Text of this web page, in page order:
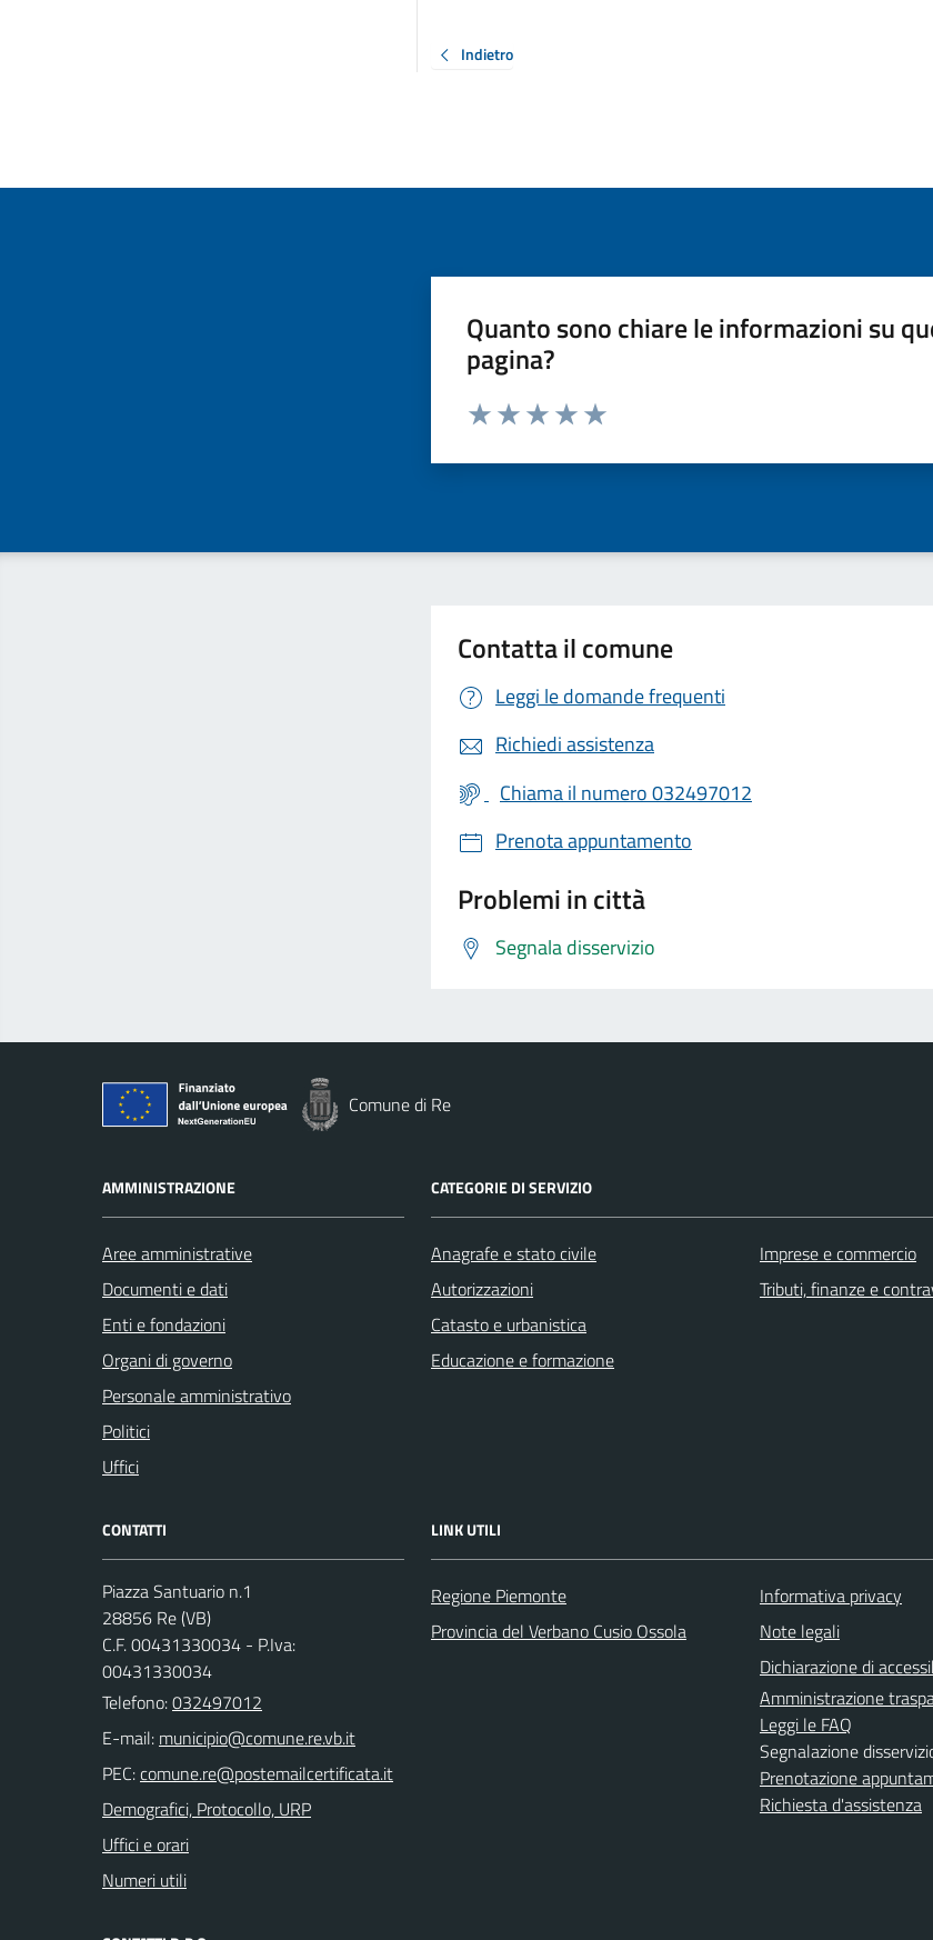
Indietro
Quanto sono chiare le informazioni su
pagina?
Valuta da 1 a 5 stelle la pagina
Contatta il comune
Leggi le domande frequenti
Richiedi assistenza
Chiama il numero 032497012
Prenota appuntamento
Problemi in città
Segnala disservizio
Comune di Re
AMMINISTRAZIONE
Aree amministrative
Documenti e dati
Enti e fondazioni
Organi di governo
Personale amministrativo
Politici
Uffici
CATEGORIE DI SERVIZIO
Anagrafe e stato civile
Autorizzazioni
Catasto e urbanistica
Educazione e formazione
Imprese e commercio
Tributi, finanze e
CONTATTI
Piazza Santuario n.1
28856 Re (VB)
C.F. 00431330034 - P.Iva:
00431330034
Telefono:032497012
E-mail:
PEC:
Demografici, Protocollo, URP
Uffici e orari
Numeri utili
LINK UTILI
Regione Piemonte
Provincia del Verbano Cusio Ossola
Informativa privacy
Note legali
Dichiarazione di
Amministrazione
Leggi le FAQ
Segnalazione
Prenotazione
Richiesta d'assistenza